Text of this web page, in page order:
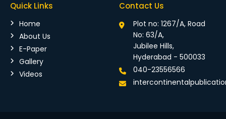
Quick Links
Home
About Us
E-Paper
Gallery
Videos
Contact Us
Plot no: 1267/A, Road
No: 63/A,
Jubilee Hills,
Hyderabad - 500033
040-23556566